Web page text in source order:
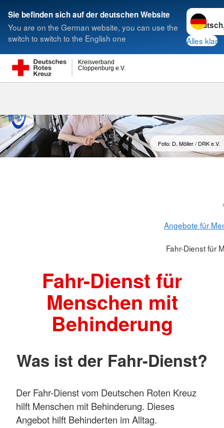
Sie befinden sich auf der deutschen Website
You are on the German website, you can use the
switch to switch to the English one
Sprache
Alles klar
Cloppenburg e.V.
Kreisverband
Suche
Foto: D. Möller / DRK e.V.
Angebote für
Fahr-Dienst für
Fahr-Dienst für
Menschen mit
Behinderung
Was ist der Fahr-Dienst?
Der Fahr-Dienst vom Deutschen Roten Kreuz
hilft Menschen mit Behinderung. Dieses
Angebot hilft Behinderten im Alltag.